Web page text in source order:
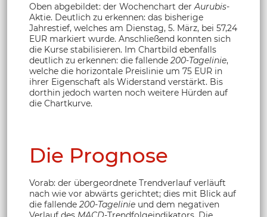
Oben abgebildet: der Wochenchart derAurubis-
Aktie. Deutlich zu erkennen: das bisherige
Jahrestief, welches am Dienstag, 5. März, bei 57,24
EUR markiert wurde. Anschließend konnten sich
die Kurse stabilisieren. Im Chartbild ebenfalls
deutlich zu erkennen: die fallende 200-Tagelinie,
welche die horizontale Preislinie um 75 EUR in
ihrer Eigenschaft als Widerstand verstärkt. Bis
dorthin jedoch warten noch weitere Hürden auf
die Chartkurve.
Die Prognose
Vorab: der übergeordnete Trendverlauf verläuft
nach wie vor abwärts gerichtet; dies mit Blick auf
die fallende 200-Tagelinie und dem negativen